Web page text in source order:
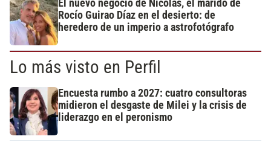
El nuevo negocio de Nicolás, el marido de
Rocío Guirao Díaz en el desierto: de
heredero de un imperio a astrofotógrafo
Lo más visto en Perfil
Encuesta rumbo a 2027: cuatro consultoras
midieron el desgaste de Milei y la crisis de
liderazgo en el peronismo